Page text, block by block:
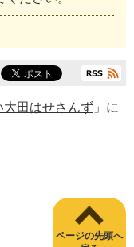
田はせさんず 」に
ページの先頭へ